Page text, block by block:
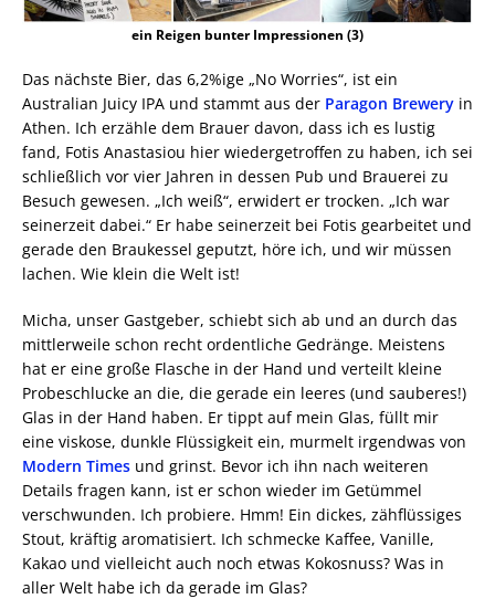
ein Reigen bunter Impressionen (3)
Das nächste Bier, das 6,2%ige „No Worries“, ist ein
Australian Juicy IPA und stammt aus der Paragon Brewery in
Athen. Ich erzähle dem Brauer davon, dass ich es lustig
fand, Fotis Anastasiou hier wiedergetroffen zu haben, ich sei
schließlich vor vier Jahren in dessen Pub und Brauerei zu
Besuch gewesen. „Ich weiß“, erwidert er trocken. „Ich war
seinerzeit dabei.“ Er habe seinerzeit bei Fotis gearbeitet und
gerade den Braukessel geputzt, höre ich, und wir müssen
lachen. Wie klein die Welt ist!
Micha, unser Gastgeber, schiebt sich ab und an durch das
mittlerweile schon recht ordentliche Gedränge. Meistens
hat er eine große Flasche in der Hand und verteilt kleine
Probeschlucke an die, die gerade ein leeres (und sauberes!)
Glas in der Hand haben. Er tippt auf mein Glas, füllt mir
eine viskose, dunkle Flüssigkeit ein, murmelt irgendwas von
Modern Times und grinst. Bevor ich ihn nach weiteren
Details fragen kann, ist er schon wieder im Getümmel
verschwunden. Ich probiere. Hmm! Ein dickes, zähflüssiges
Stout, kräftig aromatisiert. Ich schmecke Kaffee, Vanille,
Kakao und vielleicht auch noch etwas Kokosnuss? Was in
aller Welt habe ich da gerade im Glas?